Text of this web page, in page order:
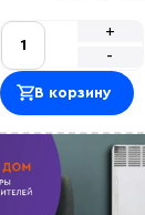
-
+
В корзину